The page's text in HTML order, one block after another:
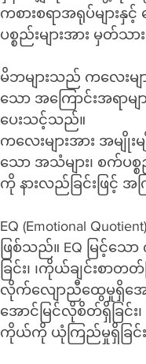
ကစားစရာအရုပ်များနှ
ပစ္စည်းများအား မှတ်
မိဘများသည် ကလေးမ
သော အကြောင်းအရာမ
ပေးသင့်သည်။
ကလေးများအား အမျိုး
သော အသံများ၊ စက်ပ
ကို နားလည်ခြင်းဖြင့်
EQ (Emotional
ဖြစ်သည်။ EQ မြင့်သ
ခြင်း၊ ၊ကိုယ်ချင်းစာတ
လိုက်လျောညီထွေမှုရှိအောင်
အောင်မြင်လိုစိတ်ရှိခြင်
ကိုယ်ကို ယုံကြည်မှုရှိခြင်း